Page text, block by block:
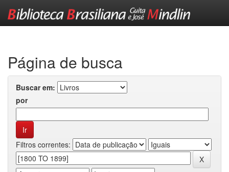
Página de busca
Buscar em:
por
Filtros correntes: